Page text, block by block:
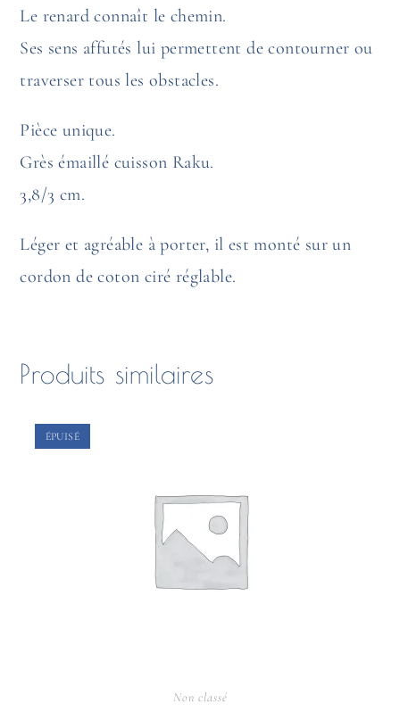
Le renard connaît le chemin.
Ses sens affutés lui permettent de contourner ou
traverser tous les obstacles.
Pièce unique.
Grès émaillé cuisson Raku.
3,8/3 cm.
Léger et agréable à porter, il est monté sur un
cordon de coton ciré réglable.
Produits similaires
ÉPUISÉ
Non classé